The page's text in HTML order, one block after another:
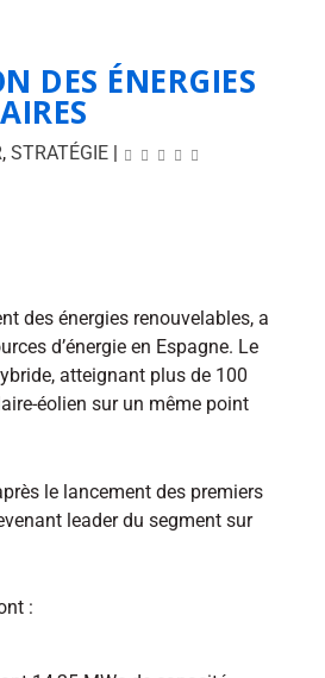
DES ÉNERGIES
, STRATÉGIE|
des énergies renouvelables, a
d’énergie en Espagne. Le
atteignant plus de 100
éolien sur un même point
le lancement des premiers
leader du segment sur
: